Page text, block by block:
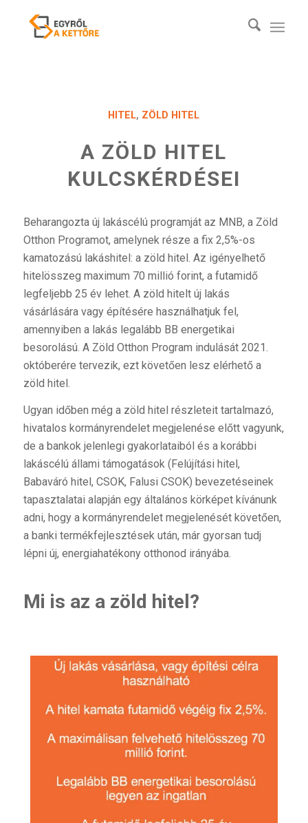
HITEL, ZÖLD HITEL
A ZÖLD HITEL
KULCSKÉRDÉSEI
Beharangozta új lakáscélú programját az MNB, a Zöld
Otthon Programot, amelynek része a fix 2,5%-os
kamatozású lakáshitel: a zöld hitel. Az igényelhető
hitelösszeg maximum 70 millió forint, a futamidő
legfeljebb 25 év lehet. A zöld hitelt új lakás
vásárlására vagy építésére használhatjuk fel,
amennyiben a lakás legalább BB energetikai
besorolású. A Zöld Otthon Program indulását 2021.
októberére tervezik, ezt követően lesz elérhető a
zöld hitel.
Ugyan időben még a zöld hitel részleteit tartalmazó,
hivatalos kormányrendelet megjelenése előtt vagyunk,
de a bankok jelenlegi gyakorlataiból és a korábbi
lakáscélú állami támogatások (Felújítási hitel,
Babaváró hitel, CSOK, Falusi CSOK) bevezetéseinek
tapasztalatai alapján egy általános körképet kívánunk
adni, hogy a kormányrendelet megjelenését követően,
a banki termékfejlesztések után, már gyorsan tudj
lépni új, energiahatékony otthonod irányába.
Mi is az a zöld hitel?